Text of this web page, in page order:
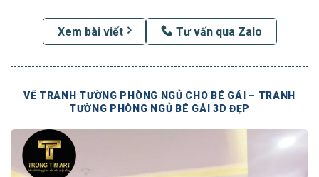
Xem bài viết Tư vấn qua Zalo
VẼ TRANH TƯỜNG PHÒNG NGỦ CHO BÉ GÁI – TRANH
TƯỜNG PHÒNG NGỦ BÉ GÁI 3D ĐẸP